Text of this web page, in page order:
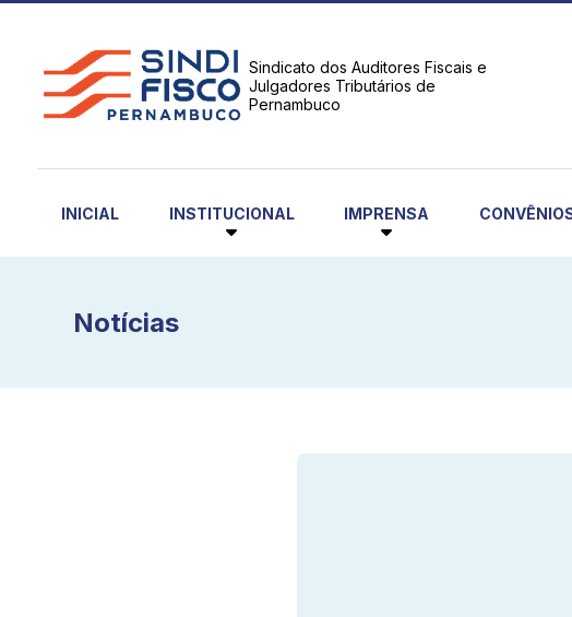
Sindicato dos Auditores Fiscais e
Julgadores Tributários de
Pernambuco
INICIAL INSTITUCIONAL IMPRENSA
Notícias